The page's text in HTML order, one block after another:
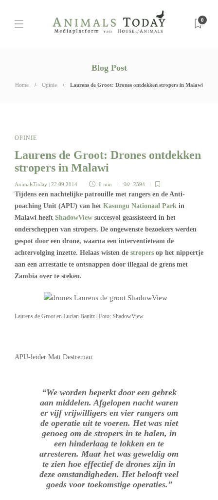
0
Blog Post
Home Opinie Laurens de Groot: Drones ontdekken stropers in Malawi
OPINIE
Laurens de Groot: Drones ontdekken
stropers in Malawi
AnimalsToday | 22 09 2014 6 min 2394
Tijdens een nachtelijke patrouille met rangers en de Anti-
poaching Unit (APU) van het Kasungu Nationaal Park in
Malawi heeft ShadowView succesvol geassisteerd in het
onderscheppen van stropers. De ongewenste bezoekers werden
gespot door een drone, waarna een interventieteam de
achtervolging inzette. Helaas wisten de stropers op het nippertje
aan een arrestatie te ontsnappen door illegaal de grens met
Zambia over te steken.
Laurens de Groot en Lucian Banitz | Foto: ShadowView
APU-leider Matt Destremau:
“We worden beperkt door een gebrek
aan middelen. Afgelopen nacht waren
er vijf vrijwilligers en vier rangers om
de operatie uit te voeren. Het was niet
genoeg om de stropers in te halen, in
een hinderlaag te lokken en te
arresteren. Maar het was geweldig om
te zien hoe effectief de drones zijn in
deze omstandigheden. Het belooft veel
goeds voor toekomstige operaties.”